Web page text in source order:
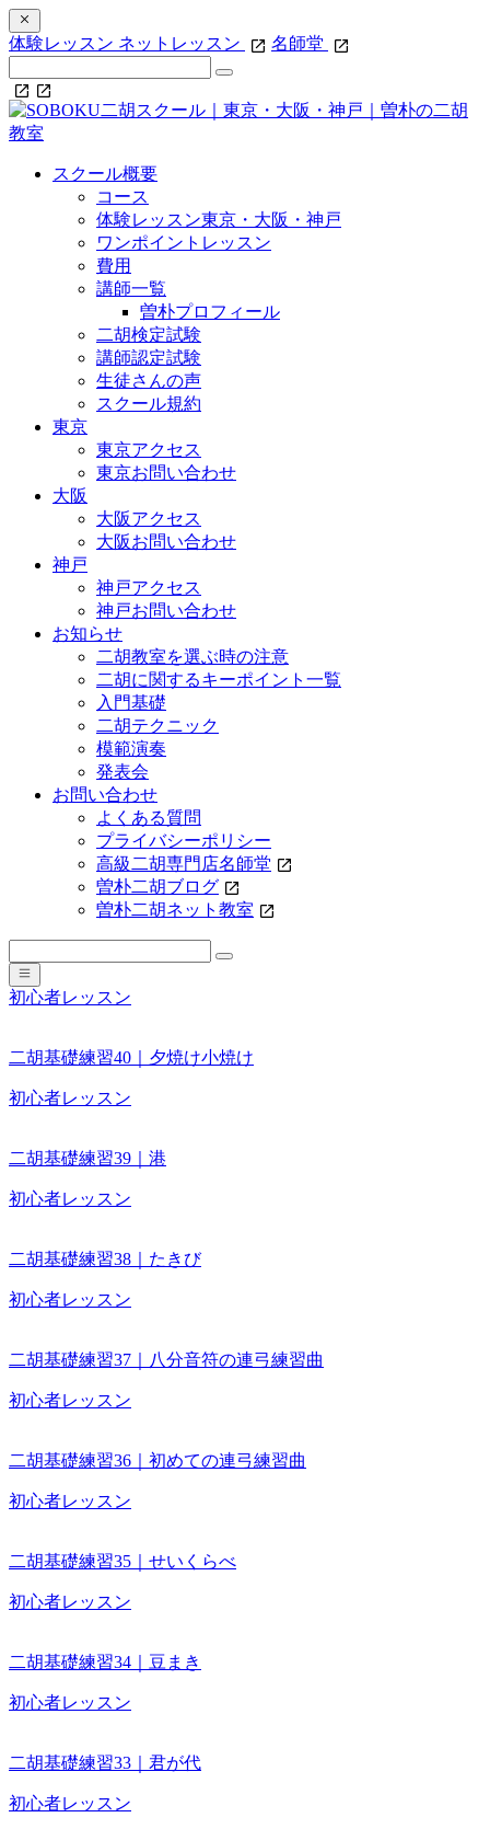
体験レッスン ネットレッスン 名師堂
スクール概要
コース
体験レッスン東京・大阪・神戸
ワンポイントレッスン
費用
講師一覧
曽朴プロフィール
二胡検定試験
講師認定試験
生徒さんの声
スクール規約
東京
東京アクセス
東京お問い合わせ
大阪
大阪アクセス
大阪お問い合わせ
神戸
神戸アクセス
神戸お問い合わせ
お知らせ
二胡教室を選ぶ時の注意
二胡に関するキーポイント一覧
入門基礎
二胡テクニック
模範演奏
発表会
お問い合わせ
よくある質問
プライバシーポリシー
高級二胡専門店名師堂
曽朴二胡ブログ
曽朴二胡ネット教室
初心者レッスン
二胡基礎練習40｜夕焼け小焼け
初心者レッスン
二胡基礎練習39｜港
初心者レッスン
二胡基礎練習38｜たきび
初心者レッスン
二胡基礎練習37｜八分音符の連弓練習曲
初心者レッスン
二胡基礎練習36｜初めての連弓練習曲
初心者レッスン
二胡基礎練習35｜せいくらべ
初心者レッスン
二胡基礎練習34｜豆まき
初心者レッスン
二胡基礎練習33｜君が代
初心者レッスン